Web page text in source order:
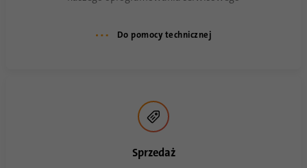
Do pomocy technicznej
Sprzedaż